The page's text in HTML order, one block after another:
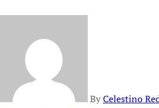
ByCelestino